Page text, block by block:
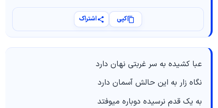
کپی اشتراک
عبا کشیده به سر غربتی نهان دارد
نگاه زار به این حالش آسمان دارد
به یک قدم نرسیده دوباره میوفتد